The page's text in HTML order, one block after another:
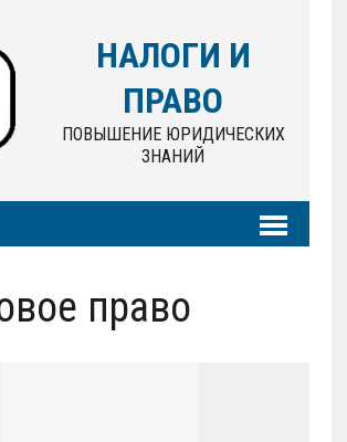
НАЛОГИ И
ПРАВО
ПОВЫШЕНИЕ ЮРИДИЧЕСКИХ
ЗНАНИЙ
право